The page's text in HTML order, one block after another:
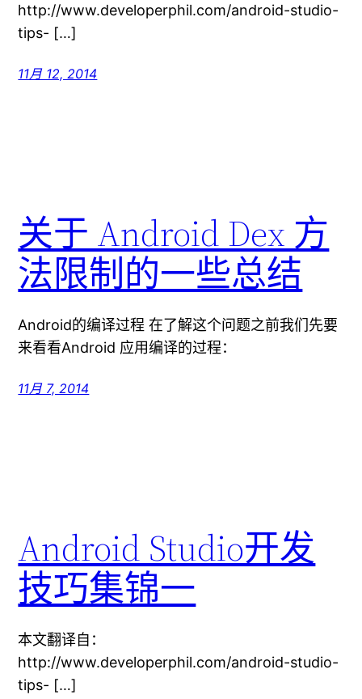
http://www.developerphil.com/android-studio-
tips- […]
11月 12, 2014
关于 Android Dex 方
法限制的一些总结
Android的编译过程 在了解这个问题之前我们先要
来看看Android 应用编译的过程：
11月 7, 2014
Android Studio开发
技巧集锦一
本文翻译自：
http://www.developerphil.com/android-studio-
tips- […]